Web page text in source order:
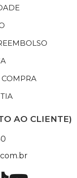
AO CLIENTE)